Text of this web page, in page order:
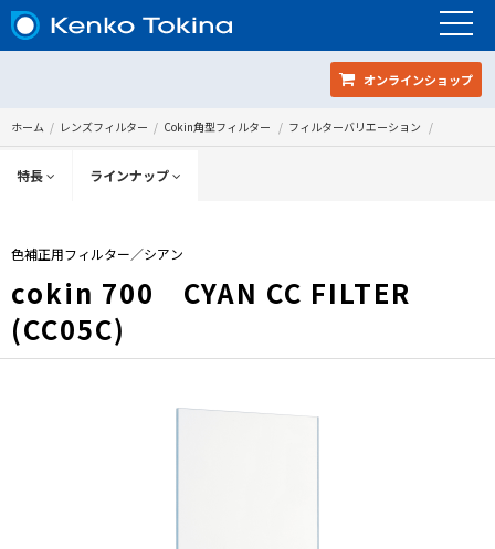
オンラインショップ
ホーム レンズフィルター Cokin角型フィルター フィルターバリエーション
特長 ラインナップ
色補正用フィルター／シアン
cokin 700 CYAN CC FILTER
(CC05C)